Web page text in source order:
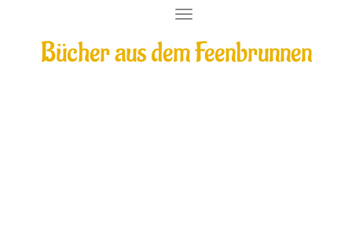
Bücher aus dem Feenbrunnen
T
G